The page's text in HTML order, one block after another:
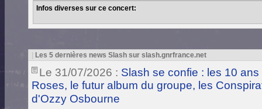
Infos diverses sur ce concert:
Les 5 dernières news Slash sur slash.gnrfrance.net
Le 31/07/2026 : Slash se confie : les 10
Roses, le futur album du groupe, les
d'Ozzy Osbourne